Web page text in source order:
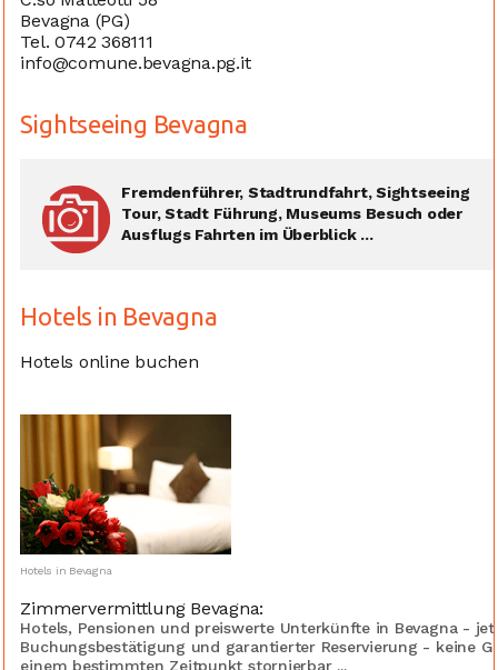
Bevagna (PG)
Tel. 0742 368111
info@comune.bevagna.pg.it
Sightseeing Bevagna
Fremdenführer, Stadtrundfahrt, Sightseeing
Tour, Stadt Führung, Museums Besuch oder
Ausflugs Fahrten im Überblick ...
Hotels in Bevagna
Hotels online buchen
Hotels in Bevagna
Zimmervermittlung Bevagna:
Hotels, Pensionen und preiswerte Unterkünfte in Bevagna -
Buchungsbestätigung und garantierter Reservierung - keine
einem bestimmten Zeitpunkt stornierbar ...